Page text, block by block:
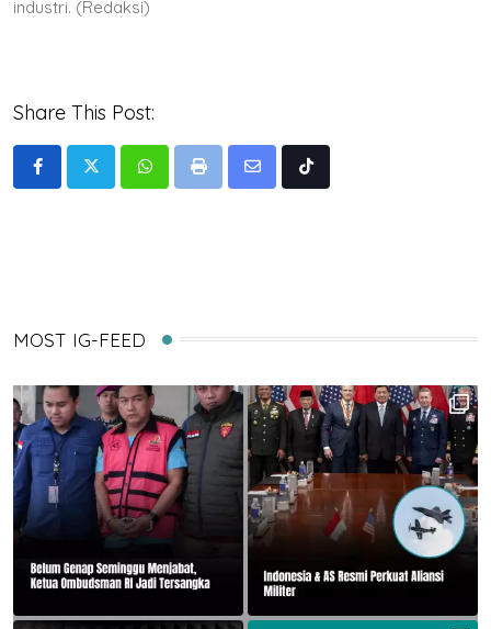
industri. (Redaksi)
Share This Post:
WhatsappPrint
Share
Tiktok
MOST IG-FEED